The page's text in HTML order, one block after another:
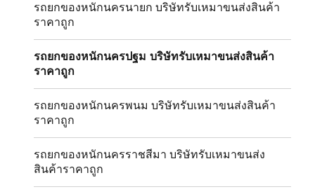
รถยกของหนักนครนายก บริษัทรับเหมาขนส่งสินค้า
ราคาถูก
รถยกของหนักนครปฐม บริษัทรับเหมาขนส่งสินค้า
ราคาถูก
รถยกของหนักนครพนม บริษัทรับเหมาขนส่งสินค้า
ราคาถูก
รถยกของหนักนครราชสีมา บริษัทรับเหมาขนส่ง
สินค้าราคาถูก